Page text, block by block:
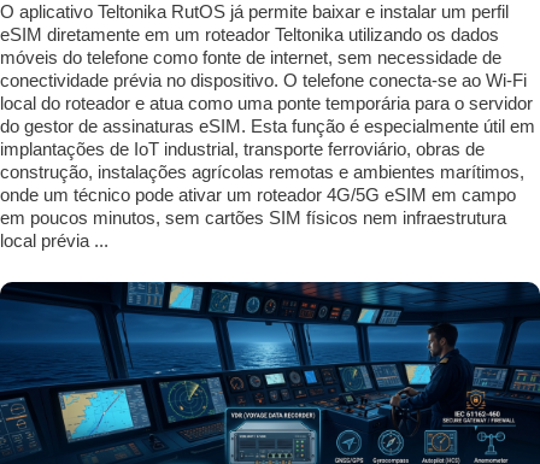
O aplicativo Teltonika RutOS já permite baixar e instalar um perfil
eSIM diretamente em um roteador Teltonika utilizando os dados
móveis do telefone como fonte de internet, sem necessidade de
conectividade prévia no dispositivo. O telefone conecta-se ao Wi-Fi
local do roteador e atua como uma ponte temporária para o servidor
do gestor de assinaturas eSIM. Esta função é especialmente útil em
implantações de IoT industrial, transporte ferroviário, obras de
construção, instalações agrícolas remotas e ambientes marítimos,
onde um técnico pode ativar um roteador 4G/5G eSIM em campo
em poucos minutos, sem cartões SIM físicos nem infraestrutura
local prévia ...